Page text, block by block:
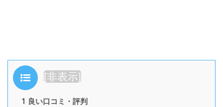
目次 [非表示]
1 良い口コミ・評判